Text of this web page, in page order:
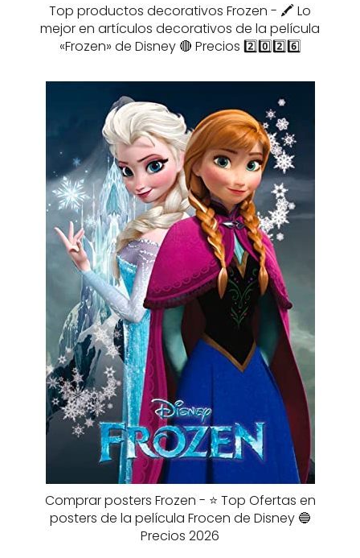
Top productos decorativos Frozen - 🖍️ Lo
mejor en artículos decorativos de la película
«Frozen» de Disney 🔴 Precios 2️⃣0️⃣2️⃣6️⃣
Comprar posters Frozen - ⭐️ Top Ofertas en
posters de la película Frocen de Disney 🔵
Precios 2026